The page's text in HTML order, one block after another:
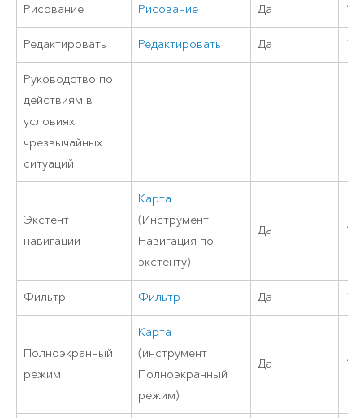
Рисование Рисование Да
Редактировать Редактировать Да
Руководство по
действиям в
условиях
чрезвычайных
ситуаций
Экстент
навигации
Карта
(Инструмент
Навигация по
экстенту)
Да
Фильтр Фильтр Да
Полноэкранный
режим
Карта
(инструмент
Полноэкранный
режим)
Да